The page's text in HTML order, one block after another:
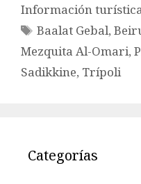
Información
Etiquetas
Baalat Gebal,
Mezquita Al-Omari,
Sadikkine, Trípoli
Categorías